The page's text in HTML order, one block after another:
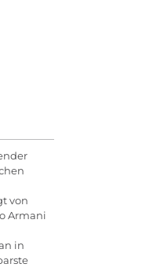
von
Armani
in